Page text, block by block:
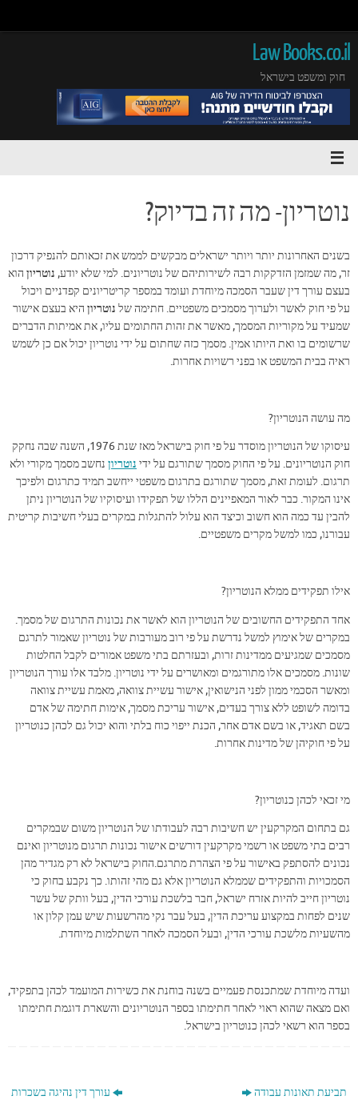
Law Books.co.il
חוק ומשפט בישראל
נוטריון- מה זה בדיוק?
בשנים האחרונות יותר ויותר ישראלים מבקשים לממש את זכאותם להנפיק דרכון
זר, מה שמזמן הזדקקות רבה לשירותיהם של נוטריונים. למי שלא יודע, נוטריון הוא
בעצם עורך דין שעבר הסמכה מיוחדת ועומד במספר קריטריונים קפדניים ויכול
על פי חוק לאשר ולערוך מסמכים משפטיים. חתימה של נוטריון היא בעצם אישור
שמעיד על מקוריות המסמך, מאשר את זהות החתומים עליו, את אמיתות הדברים
שרשומים בו ואת היותו אמין. מסמך כזה שחתום על ידי נוטריון יכול אם כן לשמש
ראיה בבית המשפט או בפני רשויות אחרות.
מה עושה הנוטריון?
עיסוקו של הנוטריון מוסדר על פי חוק בישראל מאז שנת 1976, השנה שבה נחקק
חוק הנוטריונים. על פי החוק מסמך שתורגם על ידי נוטריון נחשב מסמך מקורי ולא
תרגום. לעומת זאת, מסמך שתורגם בתרגום משפטי ייחשב תמיד כתרגום ולפיכך
אינו המקור. כבר לאור המאפיינים הללו של תפקידו ועיסוקיו של הנוטריון ניתן
להבין עד כמה הוא חשוב וכיצד הוא עלול להתגלות במקרים בעלי חשיבות קריטית
עבורנו, כמו למשל מקרים משפטיים.
אילו תפקידים ממלא הנוטריון?
אחד התפקידים החשובים של הנוטריון הוא לאשר את נכונות התרגום של מסמך.
במקרים של אימוץ למשל נדרשת על פי רוב מעורבות של נוטריון שאמור לתרגם
מסמכים שמגיעים ממדינות זרות, ובעזרתם בתי משפט אמורים לקבל החלטות
שונות. מסמכים אלו מתורגמים ומאושרים על ידי נוטריון. מלבד אלו עורך הנוטריון
ומאשר הסכמי ממון לפני הנישואין, אישור עשיית צוואה, מאמת עשיית צוואה
בדומה לשופט ללא צורך בעדים, אישור עריכת מסמך, אימות חתימה של אדם
בשם תאגיד, או בשם אדם אחר, הכנת ייפוי כוח בלתי והוא יכול גם לכהן כנוטריון
על פי חוקיהן של מדינות אחרות.
מי זכאי לכהן כנוטריון?
גם בתחום המקרקעין יש חשיבות רבה לעבודתו של הנוטריון משום שבמקרים
רבים בתי משפט או רשמי מקרקעין דורשים אישור נכונות תרגום מנוטריון ואינם
נכונים להסתפק באישור על פי הצהרת מתרגם.החוק בישראל לא רק מגדיר מהן
הסמכויות והתפקידים שממלא הנוטריון אלא גם מהי זהותו. כך נקבע בחוק כי
נוטריון חייב להיות אזרח ישראל, חבר בלשכת עורכי הדין, בעל וותק של עשר
שנים לפחות במקצוע עריכת הדין, בעל עבר נקי מהרשעות שיש עמן קלון או
מהשעיות מלשכת עורכי הדין, ובעל הסמכה לאחר השתלמות מיוחדת.
ועדה מיוחדת שמתכנסת פעמיים בשנה בוחנת את כשירות המועמד לכהן בתפקיד,
ואם מצאה שהוא ראוי לאחר חתימתו בספר הנוטריונים והשארת דוגמת חתימתו
בספר הוא רשאי לכהן כנוטריון בישראל.
עורך דין נהיגה בשכרות תביעת תאונות עבודה